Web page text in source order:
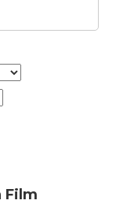
Film